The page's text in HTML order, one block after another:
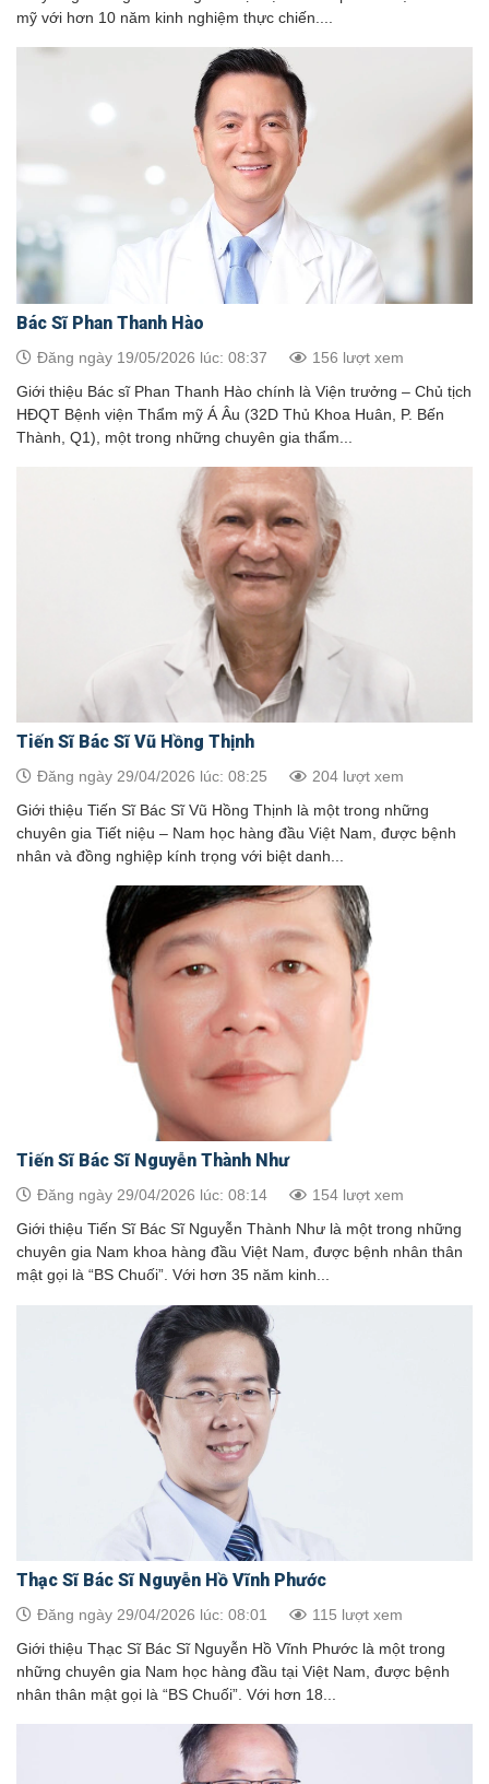
mỹ với hơn 10 năm kinh nghiệm thực chiến....
Bác Sĩ Phan Thanh Hào
Đăng ngày 19/05/2026 lúc: 08:37 156 lượt xem
Giới thiệu Bác sĩ Phan Thanh Hào chính là Viện trưởng – Chủ tịch
HĐQT Bệnh viện Thẩm mỹ Á Âu (32D Thủ Khoa Huân, P. Bến
Thành, Q1), một trong những chuyên gia thẩm...
Tiến Sĩ Bác Sĩ Vũ Hồng Thịnh
Đăng ngày 29/04/2026 lúc: 08:25 204 lượt xem
Giới thiệu Tiến Sĩ Bác Sĩ Vũ Hồng Thịnh là một trong những
chuyên gia Tiết niệu – Nam học hàng đầu Việt Nam, được bệnh
nhân và đồng nghiệp kính trọng với biệt danh...
Tiến Sĩ Bác Sĩ Nguyễn Thành Như
Đăng ngày 29/04/2026 lúc: 08:14 154 lượt xem
Giới thiệu Tiến Sĩ Bác Sĩ Nguyễn Thành Như là một trong những
chuyên gia Nam khoa hàng đầu Việt Nam, được bệnh nhân thân
mật gọi là “BS Chuối”. Với hơn 35 năm kinh...
Thạc Sĩ Bác Sĩ Nguyễn Hồ Vĩnh Phước
Đăng ngày 29/04/2026 lúc: 08:01 115 lượt xem
Giới thiệu Thạc Sĩ Bác Sĩ Nguyễn Hồ Vĩnh Phước là một trong
những chuyên gia Nam học hàng đầu tại Việt Nam, được bệnh
nhân thân mật gọi là “BS Chuối”. Với hơn 18...